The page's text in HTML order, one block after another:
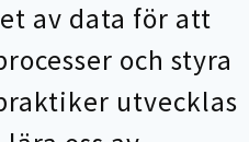
av data för att
och styra
utvecklas